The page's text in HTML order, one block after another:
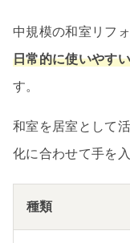
中規模の和室リフォ
日常的に使いやす
す。
和室を居室として
化に合わせて手を
種類